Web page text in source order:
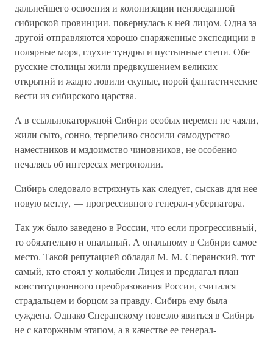
дальнейшего освоения и колонизации неизведанной
сибирской провинции, повернулась к ней лицом. Одна за
другой отправляются хорошо снаряженные экспедиции в
полярные моря, глухие тундры и пустынные степи. Обе
русские столицы жили предвкушением великих
открытий и жадно ловили скупые, порой фантастические
вести из сибирского царства.
А в ссыльнокаторжной Сибири особых перемен не чаяли,
жили сыто, сонно, терпеливо сносили самодурство
наместников и мздоимство чиновников, не особенно
печалясь об интересах метрополии.
Сибирь следовало встряхнуть как следует, сыскав для нее
новую метлу, — прогрессивного генерал-губернатора.
Так уж было заведено в России, что если прогрессивный,
то обязательно и опальный. А опальному в Сибири самое
место. Такой репутацией обладал М. М. Сперанский, тот
самый, кто стоял у колыбели Лицея и предлагал план
конституционного преобразования России, считался
страдальцем и борцом за правду. Сибирь ему была
суждена. Однако Сперанскому повезло явиться в Сибирь
не с каторжным этапом, а в качестве ее генерал-